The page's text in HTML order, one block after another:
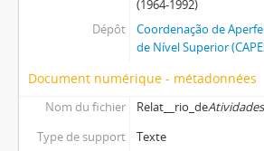
(1964-1992)
Dépôt
Coordenação de
de Nível Superior
Document numérique - métadonnées
Nom du fichier Relat__rio_deAtividades
Type de support
Texte